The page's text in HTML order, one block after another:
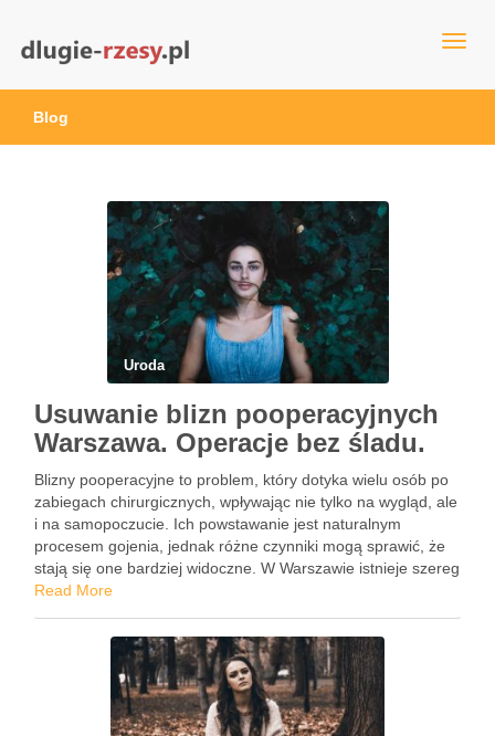
dlugie-rzesy.pl
Blog
Uroda
Usuwanie blizn pooperacyjnych
Warszawa. Operacje bez śladu.
Blizny pooperacyjne to problem, który dotyka wielu osób po
zabiegach chirurgicznych, wpływając nie tylko na wygląd, ale
i na samopoczucie. Ich powstawanie jest naturalnym
procesem gojenia, jednak różne czynniki mogą sprawić, że
stają się one bardziej widoczne. W Warszawie istnieje szereg
skutecznych metod, które mogą pomóc w ich usunięciu, od
Read More